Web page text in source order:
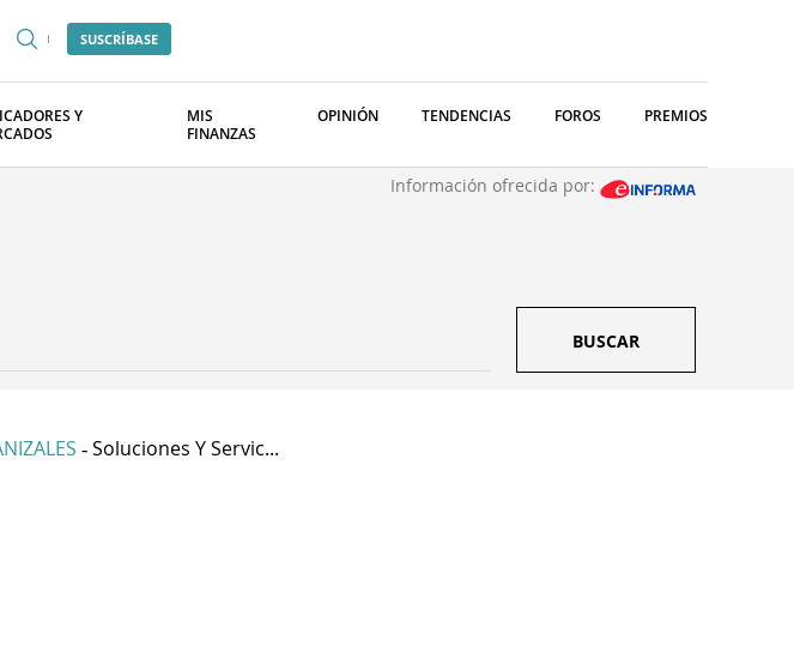
SUSCRÍBASE
Y
MIS
FINANZAS
OPINIÓN TENDENCIAS FOROS PREMIOS
Información ofrecida por:
BUSCAR
- Soluciones Y Servic...